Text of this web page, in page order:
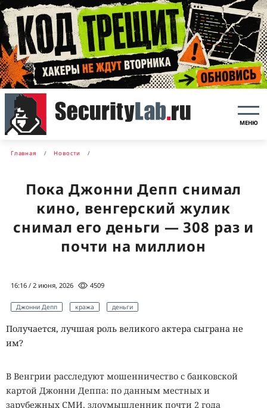
МЕНЮ
Главная Новости
Пока Джонни Депп снимал
кино, венгерский жулик
снимал его деньги — 308 раз и
почти на миллион
16:16 / 2 июня, 2026 4509
Джонни Депп кража деньги
Получается, лучшая роль великого актера сыграна не
им?
В Венгрии расследуют мошенничество с банковской
картой Джонни Деппа: по данным местных и
зарубежных СМИ, злоумышленник почти 2 года